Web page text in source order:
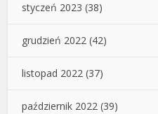
styczeń 2023 (38)
grudzień 2022 (42)
listopad 2022 (37)
październik 2022 (39)